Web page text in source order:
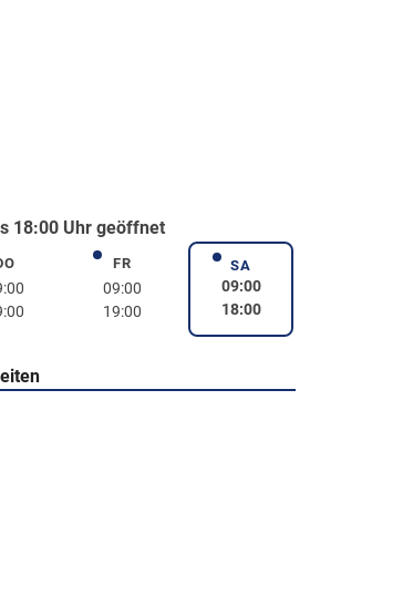
18:00 Uhr geöffnet
Donnerstag FRFreitag
09:00
19:00
SASamstag
09:00
18:00